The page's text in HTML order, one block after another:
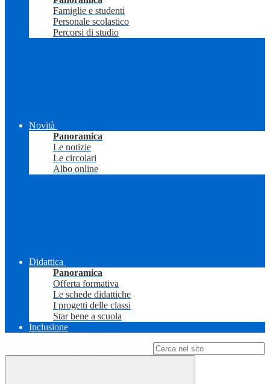
Famiglie e studenti
Personale scolastico
Percorsi di studio
Novità
Panoramica
Le notizie
Le circolari
Albo online
Didattica
Panoramica
Offerta formativa
Le schede didattiche
I progetti delle classi
Star bene a scuola
Inclusione